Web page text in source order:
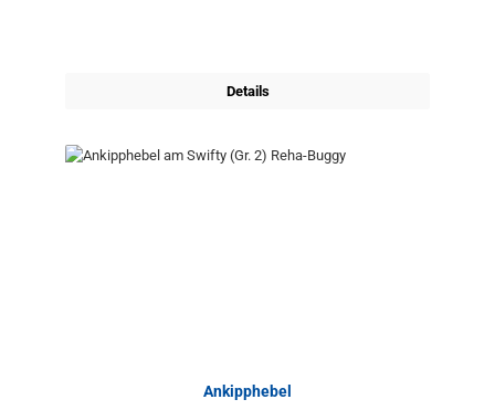
Details
Ankipphebel